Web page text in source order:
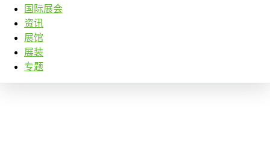
国际展会
资讯
展馆
展装
专题